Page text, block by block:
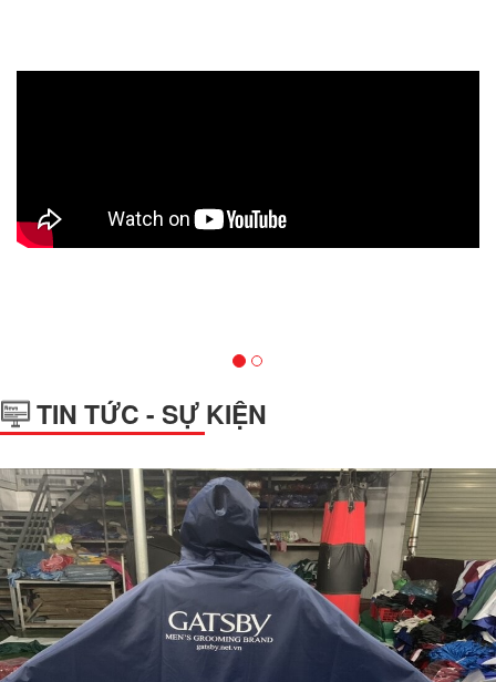
TIN TỨC - SỰ KIỆN